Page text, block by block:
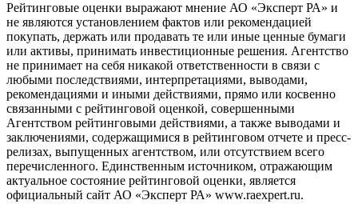
Рейтинговые оценки выражают мнение АО «Эксперт РА» и
не являются установлением фактов или рекомендацией
покупать, держать или продавать те или иные ценные бумаги
или активы, принимать инвестиционные решения. Агентство
не принимает на себя никакой ответственности в связи с
любыми последствиями, интерпретациями, выводами,
рекомендациями и иными действиями, прямо или косвенно
связанными с рейтинговой оценкой, совершенными
Агентством рейтинговыми действиями, а также выводами и
заключениями, содержащимися в рейтинговом отчете и пресс-
релизах, выпущенных агентством, или отсутствием всего
перечисленного. Единственным источником, отражающим
актуальное состояние рейтинговой оценки, является
официальный сайт АО «Эксперт РА» www.raexpert.ru.